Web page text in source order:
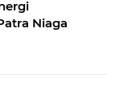
Niaga